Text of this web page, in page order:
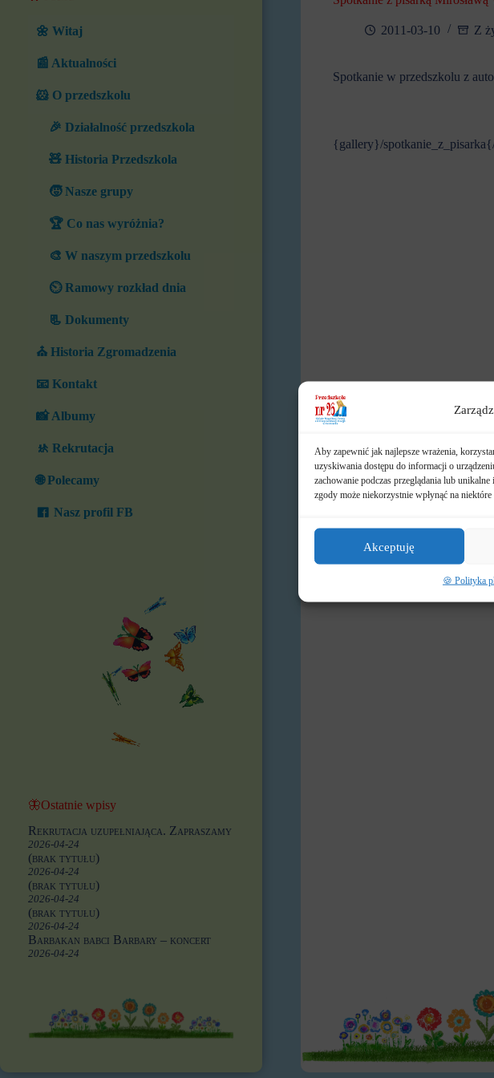
Aby zapewnić jak najlepsze wrażenia,
uzyskiwania dostępu do informacji o
zachowanie podczas przeglądania lub
zgody może niekorzystnie wpłynąć na niektóre
Akceptuję
🍪 Polityka
2011-03-10 Z
Spotkanie w przedszkolu z
{gallery}/
🌼 Witaj
📰 Aktualności
🐹 O przedszkolu
🎉 Działalność przedszkola
🧸 Historia Przedszkola
🧒 Nasze grupy
🏆 Co nas wyróżnia?
🎨 W naszym przedszkolu
⏲️ Ramowy rozkład dnia
📃 Dokumenty
⛪ Historia Zgromadzenia
📧 Kontakt
📸 Albumy
🚸 Rekrutacja
🌐 Polecamy
Nasz profil FB
🦋Ostatnie wpisy
Rekrutacja uzupełniająca. Zapraszamy
2026-04-24
(brak tytułu)
2026-04-24
(brak tytułu)
2026-04-24
(brak tytułu)
2026-04-24
Barbakan babci Barbary – koncert
2026-04-24